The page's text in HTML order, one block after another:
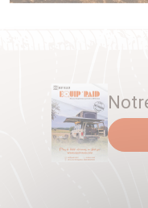
treuil incorporée.